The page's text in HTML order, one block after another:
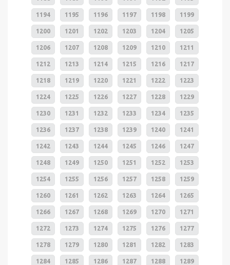
1194 1195 1196 1197 1198 1199
1200 1201 1202 1203 1204 1205
1206 1207 1208 1209 1210 1211
1212 1213 1214 1215 1216 1217
1218 1219 1220 1221 1222 1223
1224 1225 1226 1227 1228 1229
1230 1231 1232 1233 1234 1235
1236 1237 1238 1239 1240 1241
1242 1243 1244 1245 1246 1247
1248 1249 1250 1251 1252 1253
1254 1255 1256 1257 1258 1259
1260 1261 1262 1263 1264 1265
1266 1267 1268 1269 1270 1271
1272 1273 1274 1275 1276 1277
1278 1279 1280 1281 1282 1283
1284 1285 1286 1287 1288 1289